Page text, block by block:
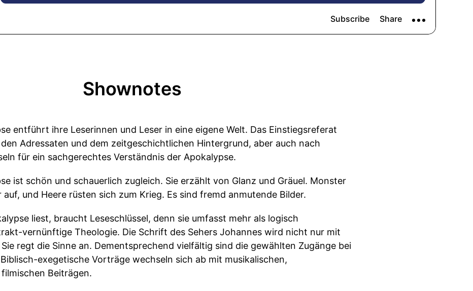
Shownotes
entführt ihre Leserinnen und Leser in eine eigene Welt. Das Einstiegsreferat
Adressaten und dem zeitgeschichtlichen Hintergrund, aber auch nach
für ein sachgerechtes Verständnis der Apokalypse.
ist schön und schauerlich zugleich. Sie erzählt von Glanz und Gräuel. Monster
und Heere rüsten sich zum Krieg. Es sind fremd anmutende Bilder.
liest, braucht Leseschlüssel, denn sie umfasst mehr als logisch
vernünftige Theologie. Die Schrift des Sehers Johannes wird nicht nur mit
regt die Sinne an. Dementsprechend vielfältig sind die gewählten Zugänge bei
exegetische Vorträge wechseln sich ab mit musikalischen,
Beiträgen.